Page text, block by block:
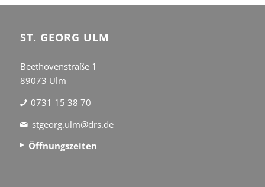
ST. GEORG ULM
Beethovenstraße 1
89073 Ulm
0731 15 38 70
stgeorg.ulm@drs.de
Öffnungszeiten